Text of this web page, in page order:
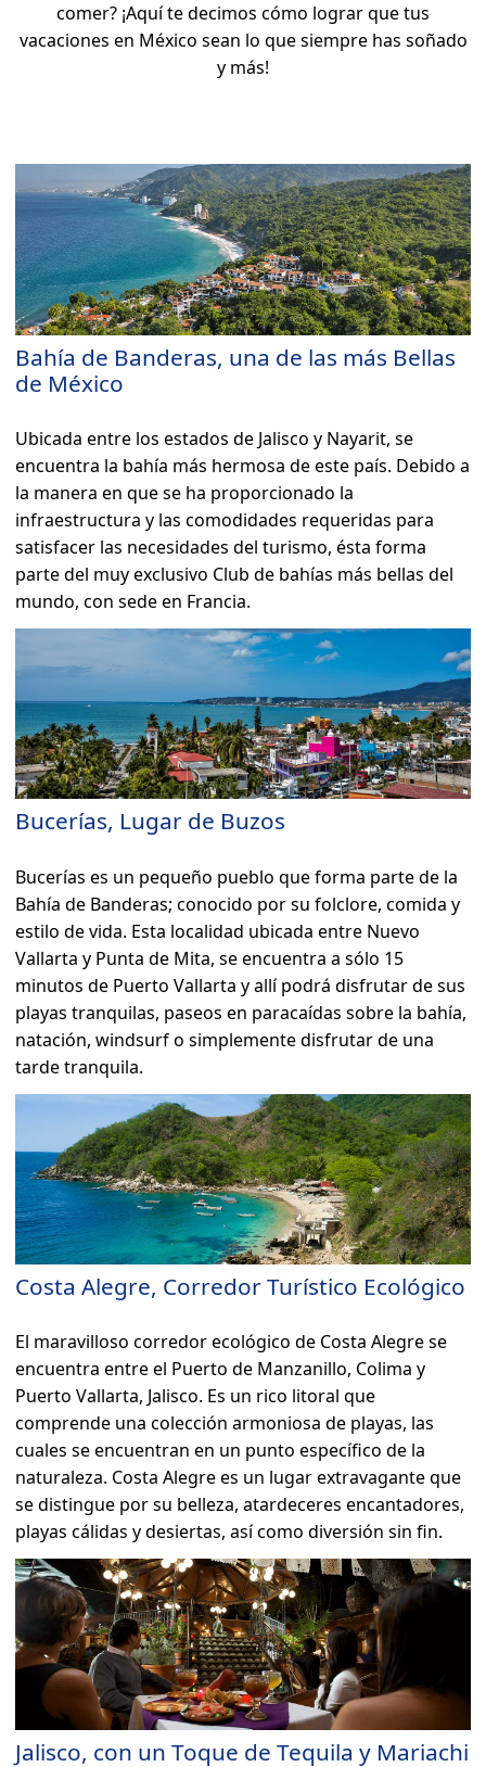
comer? ¡Aquí te decimos cómo lograr que tus
vacaciones en México sean lo que siempre has soñado
y más!
Bahía de Banderas, una de las más Bellas
de México
Ubicada entre los estados de Jalisco y Nayarit, se
encuentra la bahía más hermosa de este país. Debido a
la manera en que se ha proporcionado la
infraestructura y las comodidades requeridas para
satisfacer las necesidades del turismo, ésta forma
parte del muy exclusivo Club de bahías más bellas del
mundo, con sede en Francia.
Bucerías, Lugar de Buzos
Bucerías es un pequeño pueblo que forma parte de la
Bahía de Banderas; conocido por su folclore, comida y
estilo de vida. Esta localidad ubicada entre Nuevo
Vallarta y Punta de Mita, se encuentra a sólo 15
minutos de Puerto Vallarta y allí podrá disfrutar de sus
playas tranquilas, paseos en paracaídas sobre la bahía,
natación, windsurf o simplemente disfrutar de una
tarde tranquila.
Costa Alegre, Corredor Turístico Ecológico
El maravilloso corredor ecológico de Costa Alegre se
encuentra entre el Puerto de Manzanillo, Colima y
Puerto Vallarta, Jalisco. Es un rico litoral que
comprende una colección armoniosa de playas, las
cuales se encuentran en un punto específico de la
naturaleza. Costa Alegre es un lugar extravagante que
se distingue por su belleza, atardeceres encantadores,
playas cálidas y desiertas, así como diversión sin fin.
Jalisco, con un Toque de Tequila y Mariachi